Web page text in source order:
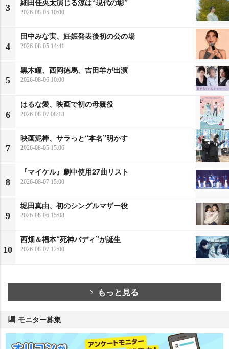
3 2026-08-05 10:00
4
田中みな実、妊娠発表後初の公の場
2026-08-05 14:41
5
黒木瞳、西岡徳馬、吉田羊が出演
2026-08-06 10:00
6
はるな愛、映画で初の母親役
2026-08-07 08:18
7
映画泥棒、サラっと“本名”明かす
2026-08-05 15:06
8
『マイケル』劇中使用27曲リスト
2026-08-07 15:00
9
堀田真由、初のシングルマザー役
2026-08-06 15:08
10
西畑＆福本“死神バディ”が誕生
2026-08-07 12:00
もっと見る
モニター募集